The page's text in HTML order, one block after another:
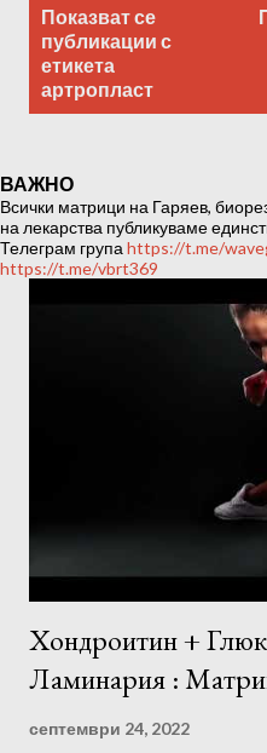
Laboratory (Individual
а
ц
и
Показват се
публикации с
етикета
артропласт
ВАЖНО
Всички матрици на Гаряев,
на лекарства публикуваме
Телеграм група https://t.me/
https://t.me/vbrt369
Хондроитин +
Ламинария :
септември 24, 2022